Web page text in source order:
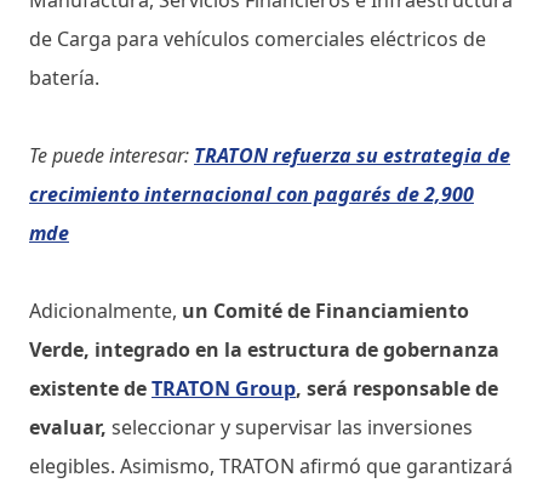
de Carga para vehículos comerciales eléctricos de
batería.
Te puede interesar: TRATON refuerza su estrategia de
crecimiento internacional con pagarés de 2,900
mde
Adicionalmente, un Comité de Financiamiento
Verde, integrado en la estructura de gobernanza
existente deTRATON Group, será responsable de
evaluar, seleccionar y supervisar las inversiones
elegibles. Asimismo, TRATON afirmó que garantizará